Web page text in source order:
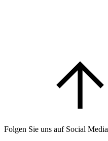
Folgen Sie uns auf Social Media